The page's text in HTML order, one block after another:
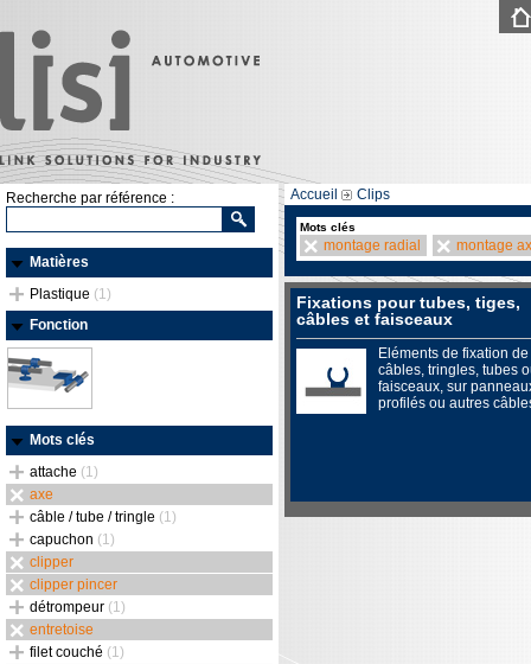
Recherche par référence :
Matières
Plastique (1)
Fonction
Mots clés
attache (1)
axe
câble / tube / tringle (1)
capuchon (1)
clipper
clipper pincer
détrompeur (1)
entretoise
filet couché (1)
Accueil Clips
Mots clés
montage radial montage
Fixations pour tubes, tiges,
câbles et faisceaux
Eléments de fixation de
câbles, tringles, tubes
faisceaux, sur
profilés ou autres